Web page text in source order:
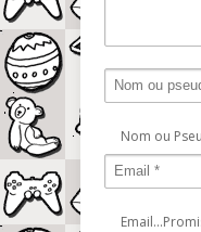
Nom ou